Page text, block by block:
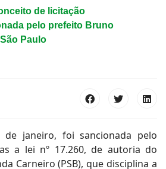
de licitação
pelo prefeito Bruno
Paulo
de janeiro, foi sancionada pelo
a lei nº 17.260, de autoria do
Carneiro (PSB), que disciplina a